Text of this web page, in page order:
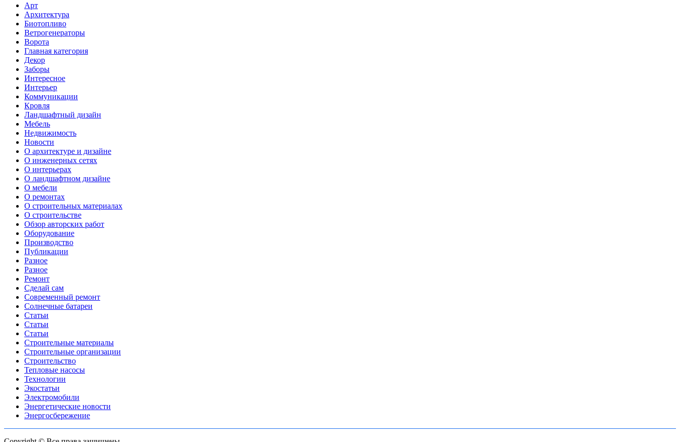
Арт
Архитектура
Биотопливо
Ветрогенераторы
Ворота
Главная категория
Декор
Заборы
Интересное
Интерьер
Коммуникации
Кровля
Ландшафтный дизайн
Мебель
Недвижимость
Новости
О архитектуре и дизайне
О инженерных сетях
О интерьерах
О ландшафтном дизайне
О мебели
О ремонтах
О строительных материалах
О строительстве
Обзор авторских работ
Оборудование
Производство
Публикации
Разное
Разное
Ремонт
Сделай сам
Современный ремонт
Солнечные батареи
Статьи
Статьи
Статьи
Строительные материалы
Строительные организации
Строительство
Тепловые насосы
Технологии
Экостатьи
Электромобили
Энергетические новости
Энергосбережение